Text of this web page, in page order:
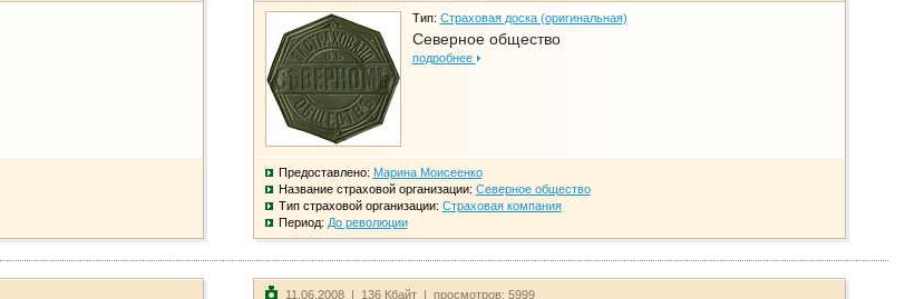
Тип: Страховая доска (оригинальная)
Северное общество
подробнее
Предоставлено: Марина Моисеенко
Название страховой организации: Северное общество
Тип страховой организации: Страховая компания
Период: До революции
11.06.2008 | 136 Кбайт | просмотров: 5999